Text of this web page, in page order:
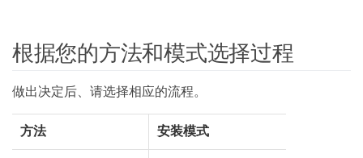
根据您的方法和模式选择过程
做出决定后、请选择相应的流程。
方法 安装模式